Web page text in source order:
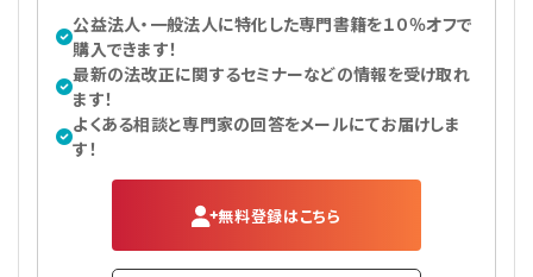
公益法人・一般法人に特化した専門書籍を１０％オフで
購入できます！
最新の法改正に関するセミナーなどの情報を受け取れ
ます！
よくある相談と専門家の回答をメールにてお届けしま
す！
無料登録はこちら